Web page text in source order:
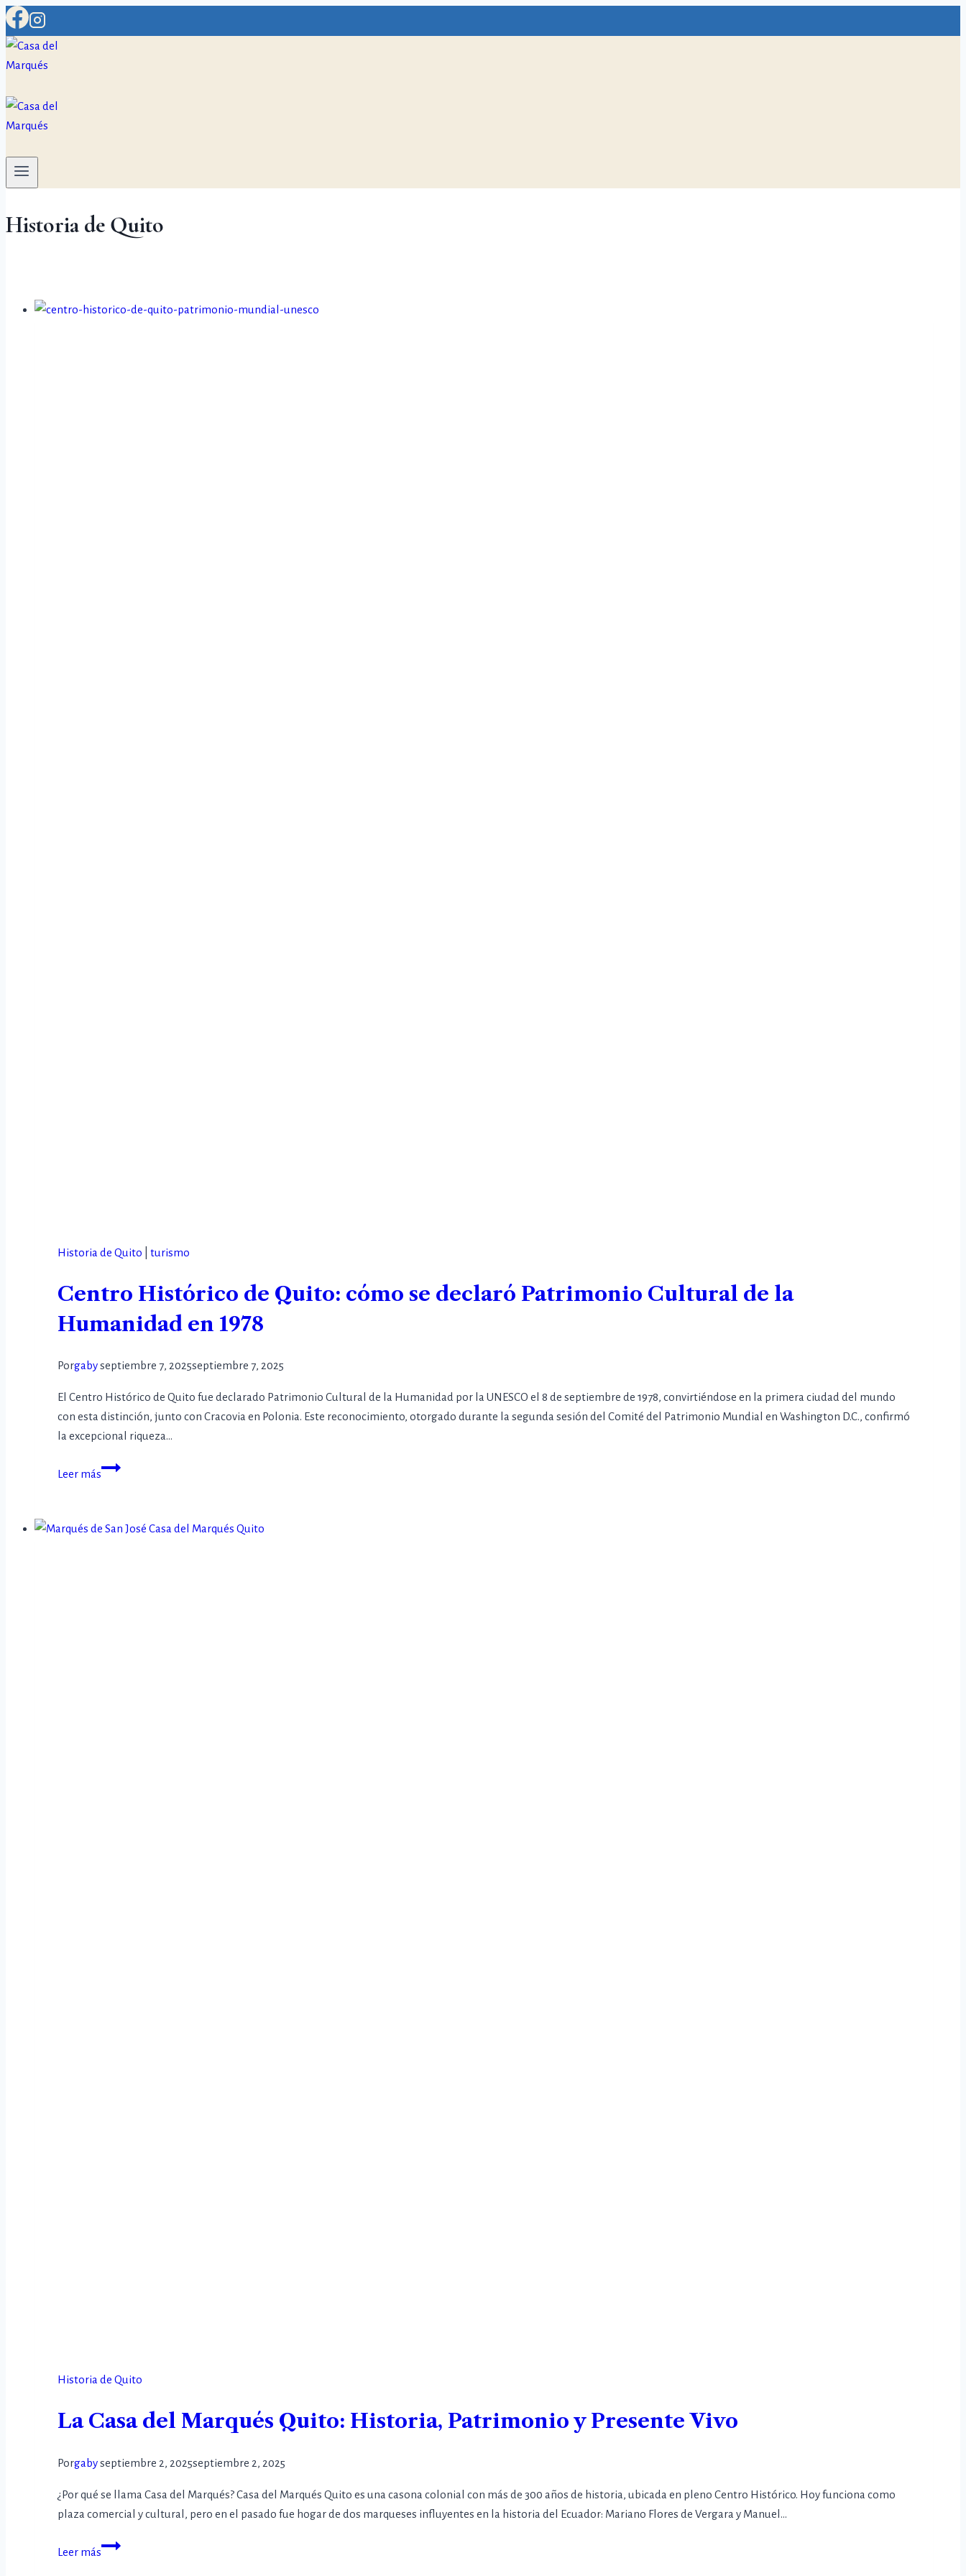
Historia de Quito
Historia de Quito turismo
Centro Histórico de Quito: cómo se declaró Patrimonio Cultural de la
Humanidad en 1978
Porgabyseptiembre 7, 2025septiembre 7, 2025
El Centro Histórico de Quito fue declarado Patrimonio Cultural de la Humanidad por la UNESCO el 8 de septiembre de 1978, convirtiéndose en la primera ciudad del mundo
con esta distinción, junto con Cracovia en Polonia. Este reconocimiento, otorgado durante la segunda sesión del Comité del Patrimonio Mundial en Washington D.C., confirmó
la excepcional riqueza…
Leer más
Historia de Quito
La Casa del Marqués Quito: Historia, Patrimonio y Presente Vivo
Porgabyseptiembre 2, 2025septiembre 2, 2025
¿Por qué se llama Casa del Marqués? Casa del Marqués Quito es una casona colonial con más de 300 años de historia, ubicada en pleno Centro Histórico. Hoy funciona como
plaza comercial y cultural, pero en el pasado fue hogar de dos marqueses influyentes en la historia del Ecuador: Mariano Flores de Vergara y Manuel…
Leer más